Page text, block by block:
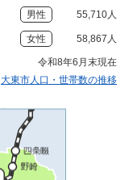
男性 55,710人
女性 58,867人
令和8年6月末現在
大東市人口・世帯数の推移